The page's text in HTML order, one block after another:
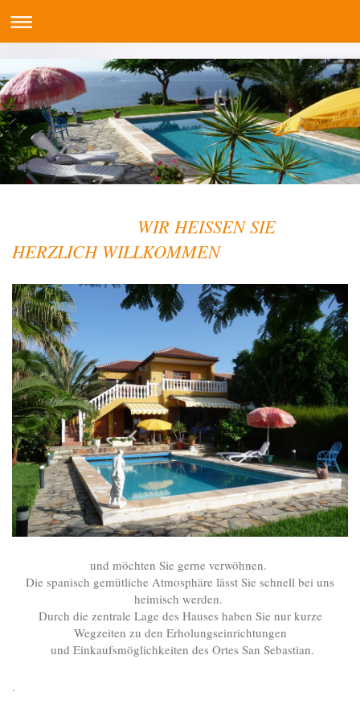
WIR HEISSEN SIE
HERZLICH WILLKOMMEN
und möchten Sie gerne verwöhnen.
Die spanisch gemütliche Atmosphäre lässt Sie schnell bei uns
heimisch werden.
Durch die zentrale Lage des Hauses haben Sie nur kurze
Wegzeiten zu den Erholungseinrichtungen
und Einkaufsmöglichkeiten des Ortes San Sebastian.
.